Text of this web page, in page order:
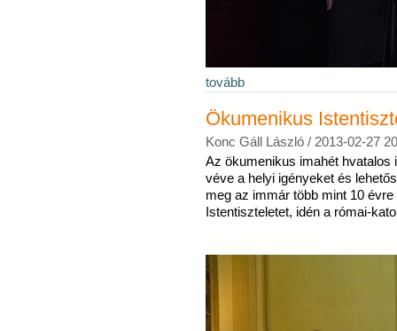
tovább
Ökumenikus
Konc Gáll László / 2013-02-27
Az ökumenikus imahét hvatalos
véve a helyi igényeket és
meg az immár több mint 10
Istentiszteletet, idén a római-